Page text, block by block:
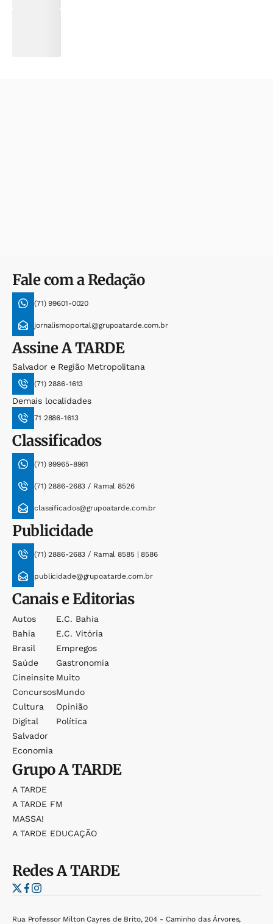
Fale com a Redação
(71) 99601-0020
jornalismoportal@grupoatarde.com.br
AssineA TARDE
Salvador e Região Metropolitana
(71) 2886-1613
Demais localidades
71 2886-1613
Classificados
(71) 99965-8961
(71) 2886-2683 / Ramal 8526
classificados@grupoatarde.com.br
Publicidade
(71) 2886-2683 / Ramal 8585 | 8586
publicidade@grupoatarde.com.br
Canais e Editorias
Autos
Bahia
Brasil
Saúde
Cineinsite
Concursos
Cultura
Digital
Salvador
Economia
E.c. Bahia
E.c. Vitória
Empregos
Gastronomia
Muito
Mundo
Opinião
Política
GrupoA TARDE
A TARDE
A TARDE FM
MASSA!
A TARDE EDUCAÇÃO
RedesA TARDE
Rua Professor Milton Cayres de Brito, 204 - Caminho das Árvores,